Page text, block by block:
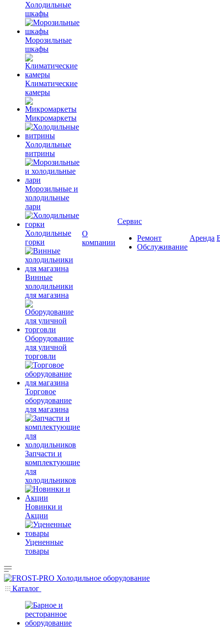
Холодильные
шкафы
Морозильные
шкафы
Климатические
камеры
Микромаркеты
Холодильные
витрины
Морозильные и
холодильные
лари
Холодильные
горки
Винные
холодильники
для магазина
Оборудование
для уличной
торговли
Торговое
оборудование
для магазина
Запчасти и
комплектующие
для
холодильников
Новинки и
Акции
Уцененные
товары
О
компании
Сервис
Ремонт
Обслуживание
Аренда
Каталог